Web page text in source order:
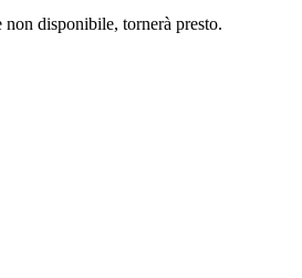
non disponibile, tornerà presto.